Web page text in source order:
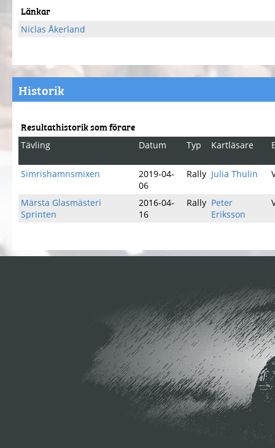
Länkar
Niclas Åkerland
Historik
Resultathistorik som förare
Tävling Datum Typ Kartläsare
Simrishamnsmixen
2019-04-
06
Rally Julia Thulin
Märsta Glasmästeri
Sprinten
2016-04-
16
Rally Peter
Eriksson